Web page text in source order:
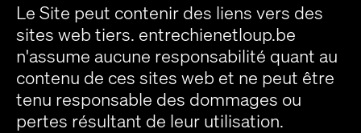
Le Site peut contenir des liens vers des
sites web tiers. entrechienetloup.be
n'assume aucune responsabilité quant au
contenu de ces sites web et ne peut être
tenu responsable des dommages ou
pertes résultant de leur utilisation.